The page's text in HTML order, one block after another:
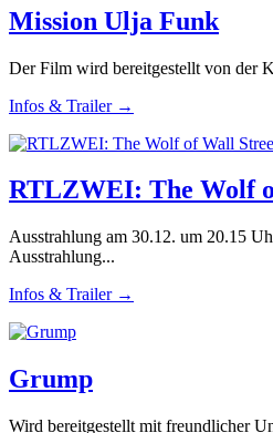
Mission Ulja Funk
Der Film wird bereitgestellt von der
Infos & Trailer →
RTLZWEI: The Wolf
Ausstrahlung am 30.12. um 20.15
Ausstrahlung...
Infos & Trailer →
Grump
Wird bereitgestellt mit freundlicher